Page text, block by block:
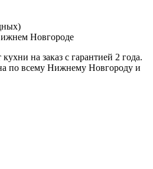
Новгороде
на заказ c гарантией 2 года.
по всему Нижнему Новгороду и